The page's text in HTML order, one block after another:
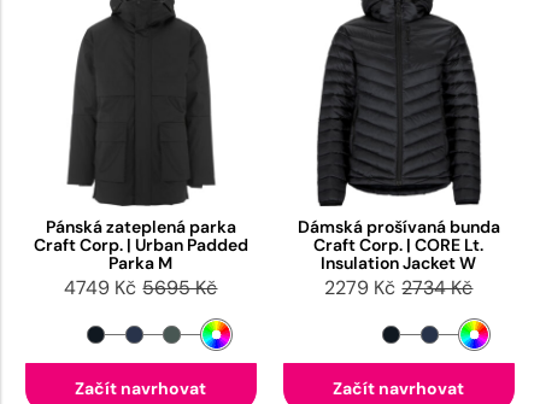
Pánská zateplená parka
Craft Corp. | Urban Padded
Parka M
4749 Kč 5695 Kč
Začít navrhovat
Dámská prošívaná bunda
Craft Corp. | CORE Lt.
Insulation Jacket W
2279 Kč 2734 Kč
Začít navrhovat